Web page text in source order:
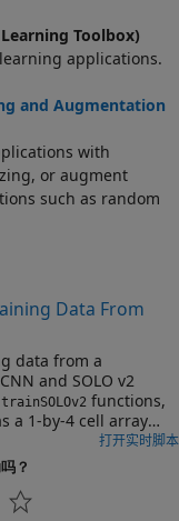
Toolbox)
applications.
and Augmentation
with
or augment
such as random
Data From
data from a
and SOLO v2
trainSOLOv2 functions,
a 1-by-4 cell array
boxes,
your polygon
masks and axis-
打开实时脚本
？